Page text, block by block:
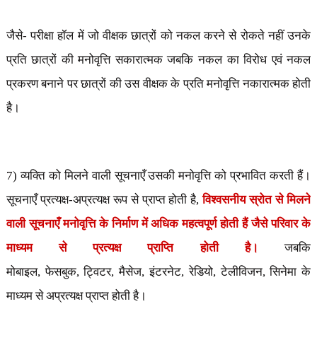
जैसे- परीक्षा हॉल में जो वीक्षक छात्रों को नकल करने से रोकते नहीं उनके
प्रति छात्रों की मनोवृत्ति सकारात्मक जबकि नकल का विरोध एवं नकल
प्रकरण बनाने पर छात्रों की उस वीक्षक के प्रति मनोवृत्ति नकारात्मक होती
है।
7) व्यक्ति को मिलने वाली सूचनाएँ उसकी मनोवृत्ति को प्रभावित करती हैं।
सूचनाएँ प्रत्यक्ष-अप्रत्यक्ष रूप से प्राप्त होती है, विश्वसनीय स्रोत से मिलने
वाली सूचनाएँ मनोवृत्ति के निर्माण में अधिक महत्वपूर्ण होती हैं जैसे परिवार के
माध्यम से प्रत्यक्ष प्राप्ति होती है। जबकि
मोबाइल,फेसबुक,ट्विटर,मैसेज,इंटरनेट,रेडियो,टेलीविजन,सिनेमा के
माध्यम से अप्रत्यक्ष प्राप्त होती है।